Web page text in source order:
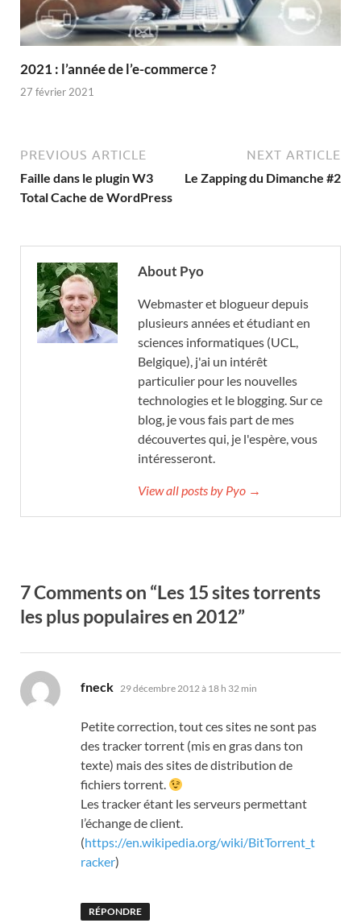
2021 : l’année de l’e-commerce ?
27 février 2021
PREVIOUS ARTICLE
Faille dans le plugin W3
Total Cache de WordPress
NEXT ARTICLE
Le Zapping du Dimanche #2
About Pyo
Webmaster et blogueur depuis
plusieurs années et étudiant en
sciences informatiques (UCL,
Belgique), j'ai un intérêt
particulier pour les nouvelles
technologies et le blogging. Sur ce
blog, je vous fais part de mes
découvertes qui, je l'espère, vous
intéresseront.
View all posts by Pyo →
7 Comments on “Les 15 sites torrents
les plus populaires en 2012”
fneck dit :
29 décembre 2012 à 18 h 32 min
Petite correction, tout ces sites ne sont pas
des tracker torrent (mis en gras dans ton
texte) mais des sites de distribution de
fichiers torrent.
Les tracker étant les serveurs permettant
l’échange de client.
(https://en.wikipedia.org/wiki/BitTorrent_t
racker)
RÉPONDRE